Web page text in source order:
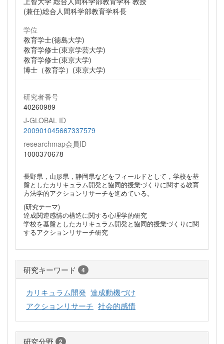
(兼任)総合人間科学部教育学科長
学位
教育学士(徳島大学)
教育学修士(東京学芸大学)
教育学修士(東京大学)
博士（教育学）(東京大学)
研究者番号
40260989
J-GLOBAL ID
200901045667337579
researchmap会員ID
1000370678
長野県，山形県，静岡県などをフィールドとして，学校を基
盤としたカリキュラム開発と協同的授業づくりに関する教育
方法学的アクションリサーチを進めている。
(研究テーマ)
達成関連感情の構造に関する心理学的研究
学校を基盤としたカリキュラム開発と協同的授業づくりに関
するアクションリサーチ研究
研究キーワード 4
カリキュラム開発 達成動機づけ
アクションリサーチ 社会的感情
研究分野 2